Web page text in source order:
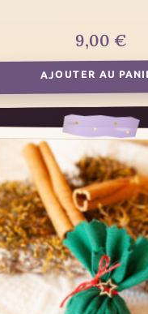
9,00 €
AJOUTER AU